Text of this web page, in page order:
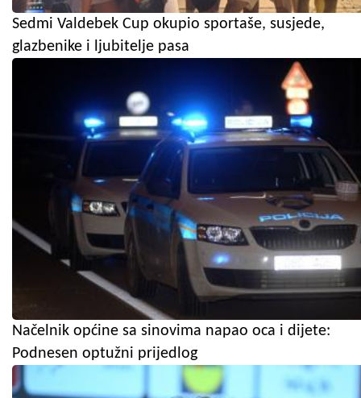
Sedmi Valdebek Cup okupio sportaše, susjede,
glazbenike i ljubitelje pasa
Načelnik općine sa sinovima napao oca i dijete:
Podnesen optužni prijedlog